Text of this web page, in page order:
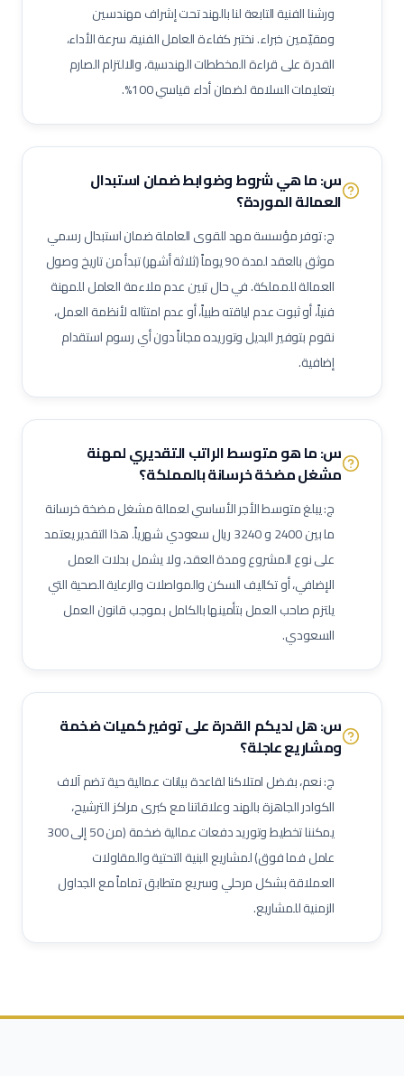
فني أنظمة تحكم وآلات دقيقة
فني أنظمة تكييف متغير التدفق (VRF)
فني وحدات مناولة هواء (AHU)
فني وحدات ملف ومروحة (FCU)
ممرض عام / ممرضة عامة
ممرض عناية مركزة
فني أشعة تلفزيونية / سونار
أخصائي صحة فم وأسنان
فني بصريات / عيون
فني قسطرة وقلب
مساعد صيدلي
موظف استقبال طبي
مساعد تمريض جناح (Ward Boy)
مرافق مستشفى / عامل رعاية
مهندس أجهزة طبية
أخصائي علاج تنفسي
أخصائي تغذية
أخصائي نفسي إكلينيكي
أخصائي ترميز طبي
ممرض مكافحة عدوى
لحام 6 جي (6G Welder)
لحام خطوط أنابيب
فني تربيط وإشهار (Rigger)
لحام ميج (MIG Welder)
مفتش اختبارات غير إتلافية (NDT)
مشرف أعمال سكلات / داربسين
مشرف أعمال عزل صناعي
مشرف أعمال دهان صناعي
فني رش رملي ودهان
مفتش طلاء وعزل
فني صيانة أثناء الإيقاف (Shutdown)
فني توربينات
فني معدات دوارة
مشغل عمليات إنتاج
مشغل غرفة تحكم
مسؤول سلامة وصحة مهنية (نفط وغاز)
مراقب حرائق وسلامة
منسق تصاريح عمل
مهندس أجهزة دقيقة
فني صمامات
فني اختبار هيدروليكي
مشغل اختبارات أحمال
فني وصول بالحبال (Rope Access)
مهندس تشغيل وتدشين
كبير مهندسين بحريين
مدير مشاريع
مهندس موقع
مسؤول سلامة وصحة مهنية
حاسب كميات
طاهي / شيف محترف
مقدم طعام / ويتر
مشرف خدمات غرف
عامل نظافة تجارية عامل تعبئة وتغليف
ورشنا الفنية التابعة لنا بالهند تحت إشراف مهندسين
ومقيّمين خبراء. نختبر كفاءة العامل الفنية، سرعة الأداء،
القدرة على قراءة المخططات الهندسية، والالتزام الصارم
بتعليمات السلامة لضمان أداء قياسي 100%.
س: ما هي شروط وضوابط ضمان استبدال
العمالة الموردة؟
ج: توفر مؤسسة مهد للقوى العاملة ضمان استبدال رسمي
موثق بالعقد لمدة 90 يوماً (ثلاثة أشهر) تبدأ من تاريخ وصول
العمالة للمملكة. في حال تبين عدم ملاءمة العامل للمهنة
فنياً، أو ثبوت عدم لياقته طبياً، أو عدم امتثاله لأنظمة العمل،
نقوم بتوفير البديل وتوريده مجاناً دون أي رسوم استقدام
إضافية.
س: ما هو متوسط الراتب التقديري لمهنة
مشغل مضخة خرسانةبالمملكة؟
ج: يبلغ متوسط الأجر الأساسي لعمالةمشغل مضخة خرسانة
ما بين2400و3240ريال سعودي شهرياً. هذا التقدير يعتمد
على نوع المشروع ومدة العقد، ولا يشمل بدلات العمل
الإضافي، أو تكاليف السكن والمواصلات والرعاية الصحية التي
يلتزم صاحب العمل بتأمينها بالكامل بموجب قانون العمل
السعودي.
س: هل لديكم القدرة على توفير كميات ضخمة
ومشاريع عاجلة؟
ج: نعم، بفضل امتلاكنا لقاعدة بيانات عمالية حية تضم آلاف
الكوادر الجاهزة بالهند وعلاقاتنا مع كبرى مراكز الترشيح،
يمكننا تخطيط وتوريد دفعات عمالية ضخمة (من 50 إلى 300
عامل فما فوق) لمشاريع البنية التحتية والمقاولات
العملاقة بشكل مرحلي وسريع متطابق تماماً مع الجداول
الزمنية للمشاريع.